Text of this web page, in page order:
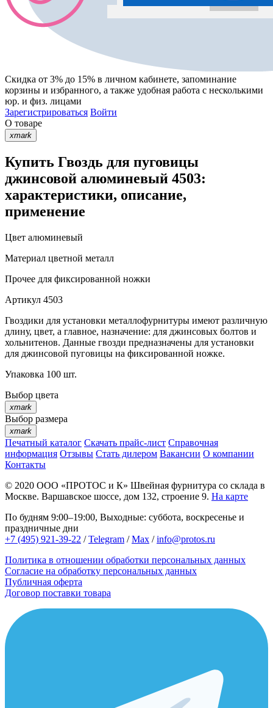
Скидка от 3% до 15% в личном кабинете, запоминание
корзины и избранного, а также удобная работа с несколькими
юр. и физ. лицами
Зарегистрироваться Войти
О товаре
xmark
Купить Гвоздь для пуговицы
джинсовой алюминевый 4503:
характеристики, описание,
применение
Цвет алюминевый
Материал цветной металл
Прочее для фиксированной ножки
Артикул 4503
Гвоздики для установки металлофурнитуры имеют различную
длину, цвет, а главное, назначение: для джинсовых болтов и
хольнитенов. Данные гвозди предназначены для установки
для джинсовой пуговицы на фиксированной ножке.
Упаковка 100 шт.
Выбор цвета
xmark
Выбор размера
xmark
Печатный каталог Скачать прайс-лист Справочная
информация Отзывы Стать дилером Вакансии О компании
Контакты
© 2020 ООО «ПРОТОС и К» Швейная фурнитура со склада в
Москве. Варшавское шоссе, дом 132, строение 9. На карте
По будням 9:00–19:00, Выходные: суббота, воскресенье и
праздничные дни
+7 (495) 921-39-22 /Telegram /Max /info@protos.ru
Политика в отношении обработки персональных данных
Согласие на обработку персональных данных
Публичная оферта
Договор поставки товара